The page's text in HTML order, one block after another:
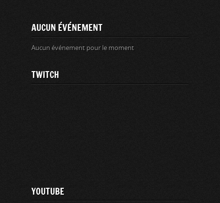
AUCUN ÉVÉNEMENT
Aucun événement pour le moment
TWITCH
YOUTUBE